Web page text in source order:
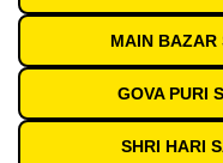
MAIN BAZAR
GOVA PURI
SHRI HARI